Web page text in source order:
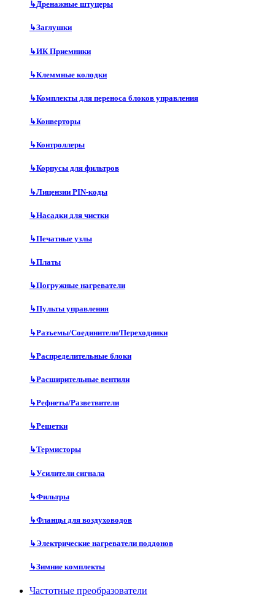
↳Дренажные штуцеры
↳Заглушки
↳ИК Приемники
↳Клеммные колодки
↳Комплекты для переноса блоков управления
↳Конверторы
↳Контроллеры
↳Корпусы для фильтров
↳Лицензии PIN-коды
↳Насадки для чистки
↳Печатные узлы
↳Платы
↳Погружные нагреватели
↳Пульты управления
↳Разъемы/Соединители/Переходники
↳Распределительные блоки
↳Расширительные вентили
↳Рефнеты/Разветвители
↳Решетки
↳Термисторы
↳Усилители сигнала
↳Фильтры
↳Фланцы для воздуховодов
↳Электрические нагреватели поддонов
↳Зимние комплекты
Частотные преобразователи